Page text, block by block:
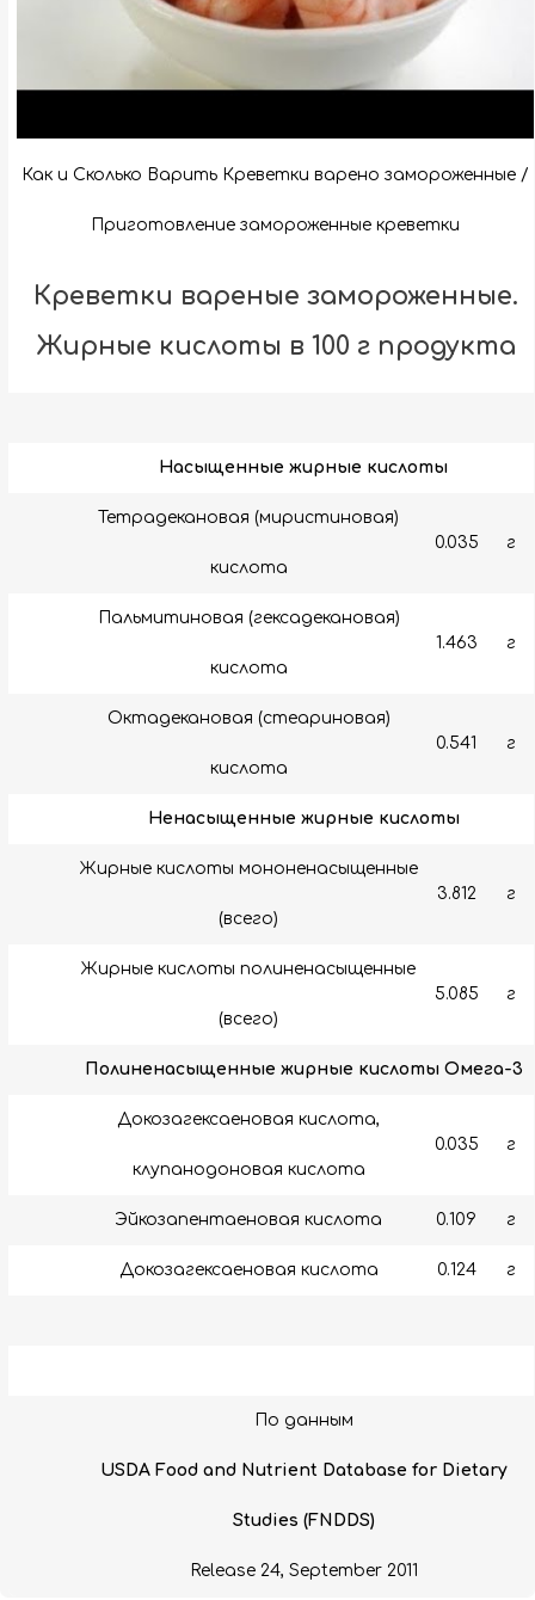
Как и Сколько Варить Креветки варено замороженные /
Приготовление замороженные креветки
Креветки вареные замороженные.
Жирные кислоты в 100 г продукта
Насыщенные жирные кислоты
Тетрадекановая (миристиновая)
кислота
0.035 г
Пальмитиновая (гексадекановая)
кислота
1.463 г
Октадекановая (стеариновая)
кислота
0.541 г
Ненасыщенные жирные кислоты
Жирные кислоты мононенасыщенные
(всего)
3.812 г
Жирные кислоты полиненасыщенные
(всего)
5.085 г
Полиненасыщенные жирные кислоты Омега-3
Докозагексаеновая кислота,
клупанодоновая кислота
0.035 г
Эйкозапентаеновая кислота 0.109 г
Докозагексаеновая кислота 0.124 г
По данным
USDA Food and Nutrient Database for Dietary
Studies (FNDDS)
Release 24, September 2011